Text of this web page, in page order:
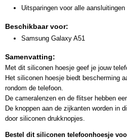
Uitsparingen voor alle aansluitingen
Beschikbaar voor:
Samsung Galaxy A51
Samenvatting:
Met dit siliconen hoesje geef je jouw
Het siliconen hoesje biedt bescherming
rondom de telefoon.
De cameralenzen en de flitser hebben
De knoppen aan de zijkanten worden in
door siliconen drukknopjes.
Bestel dit siliconen telefoonhoesje